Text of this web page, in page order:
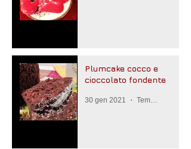
Plumcake cocco e
cioccolato fondente
30 gen 2021 Tempo di lettura: 2 min